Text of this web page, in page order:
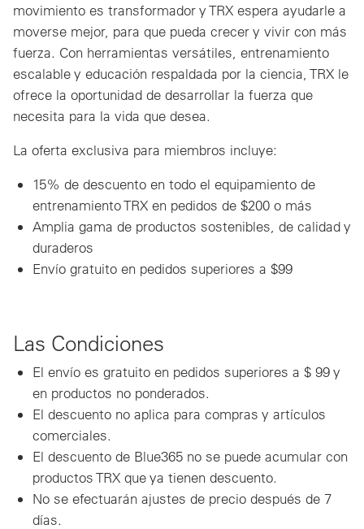
movimiento es transformador y TRX espera ayudarle a
moverse mejor, para que pueda crecer y vivir con más
fuerza. Con herramientas versátiles, entrenamiento
escalable y educación respaldada por la ciencia, TRX le
ofrece la oportunidad de desarrollar la fuerza que
necesita para la vida que desea.
La oferta exclusiva para miembros incluye:
15% de descuento en todo el equipamiento de
entrenamiento TRX en pedidos de $200 o más
Amplia gama de productos sostenibles, de calidad y
duraderos
Envío gratuito en pedidos superiores a $99
Las Condiciones
El envío es gratuito en pedidos superiores a $ 99 y
en productos no ponderados.
El descuento no aplica para compras y artículos
comerciales.
El descuento de Blue365 no se puede acumular con
productos TRX que ya tienen descuento.
No se efectuarán ajustes de precio después de 7
días.